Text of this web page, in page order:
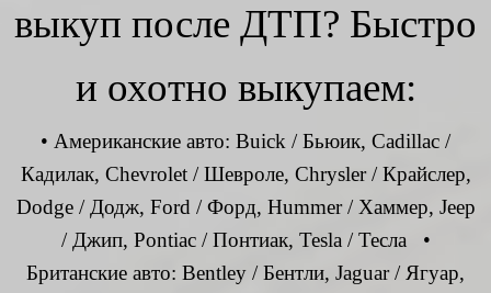
выкуп после ДТП? Быстро
и охотно выкупаем:
• Американские авто: Buick / Бьюик, Cadillac /
Кадилак, Chevrolet / Шевроле, Chrysler / Крайслер,
Dodge / Додж, Ford / Форд, Hummer / Хаммер, Jeep
/ Джип, Pontiac / Понтиак, Tesla / Тесла •
Британские авто: Bentley / Бентли, Jaguar / Ягуар,